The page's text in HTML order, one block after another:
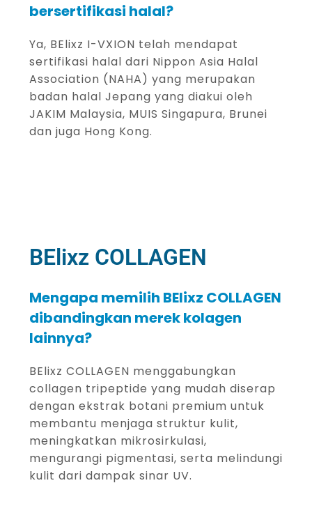
bersertifikasi halal?
Ya, BElixz I-VXION telah mendapat
sertifikasi halal dari Nippon Asia Halal
Association (NAHA) yang merupakan
badan halal Jepang yang diakui oleh
JAKIM Malaysia, MUIS Singapura, Brunei
dan juga Hong Kong.
BElixz COLLAGEN
Mengapa memilih BElixz COLLAGEN
dibandingkan merek kolagen
lainnya?
BElixz COLLAGEN menggabungkan
collagen tripeptide yang mudah diserap
dengan ekstrak botani premium untuk
membantu menjaga struktur kulit,
meningkatkan mikrosirkulasi,
mengurangi pigmentasi, serta melindungi
kulit dari dampak sinar UV.